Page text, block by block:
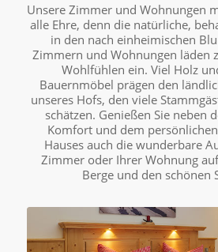
Unsere Zimmer und Wohnungen
alle Ehre, denn die natürliche,
in den nach einheimischen
Zimmern und Wohnungen läden
Wohlfühlen ein. Viel Holz
Bauernmöbel prägen den
unseres Hofs, den viele
schätzen. Genießen Sie neben
Komfort und dem
Hauses auch die wunderbare
Zimmer oder Ihrer Wohnung
Berge und den schönen